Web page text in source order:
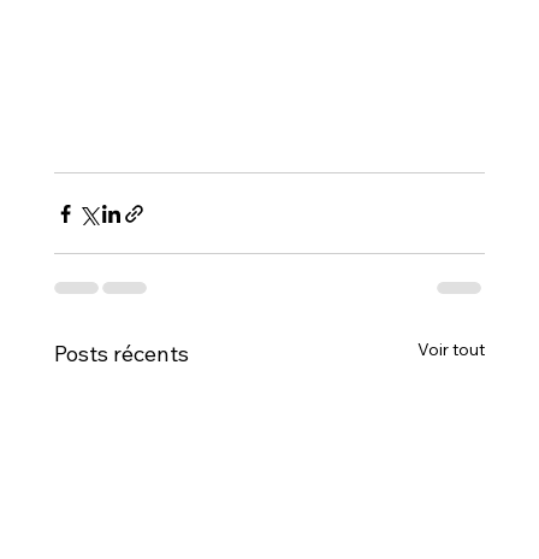
Posts récents Voir tout